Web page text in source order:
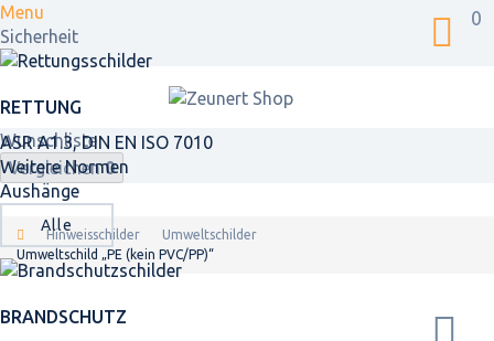
0
Menu
Sicherheit
RETTUNG
ASR A1.3, DIN EN ISO 7010
Weitere Normen
Aushänge
Alle
BRANDSCHUTZ
Wunschliste
Vergleichen0
Hinweisschilder
Umweltschilder
Umweltschild „PE (kein PVC/PP)“